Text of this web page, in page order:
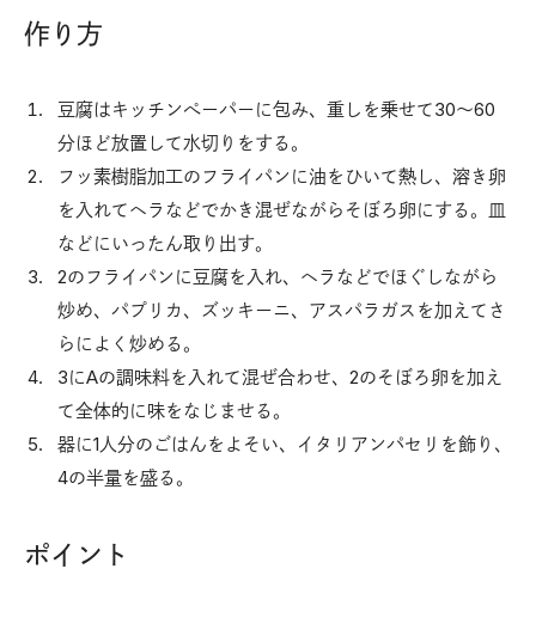
作り方
豆腐はキッチンぺーパーに包み、重しを乗せて30〜60
分ほど放置して水切りをする。
フッ素樹脂加工のフライパンに油をひいて熱し、溶き卵
を入れてヘラなどでかき混ぜながらそぼろ卵にする。皿
などにいったん取り出す。
2のフライパンに豆腐を入れ、ヘラなどでほぐしながら
炒め、パプリカ、ズッキーニ、アスパラガスを加えてさ
らによく炒める。
3にAの調味料を入れて混ぜ合わせ、2のそぼろ卵を加え
て全体的に味をなじませる。
器に1人分のごはんをよそい、イタリアンパセリを飾り、
4の半量を盛る。
ポイント